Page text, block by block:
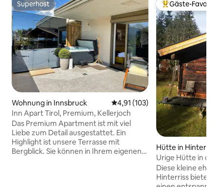
Superhost
Superhost
Wohnung in Innsbruck Durchschnittliche Bewertung:
4,91 (103)
Inn Apart Tirol, Premium, Kellerjoch
Das Premium Apartment ist mit viel
Liebe zum Detail ausgestattet. Ein
Highlight ist unsere Terrasse mit
Bergblick. Sie können in Ihrem eigenen
Beliebter Gäste-
Gäste-Favorit
Hütte in Hinterriß
Urige Hütte in
Diese kleine
Hinterriss bietet